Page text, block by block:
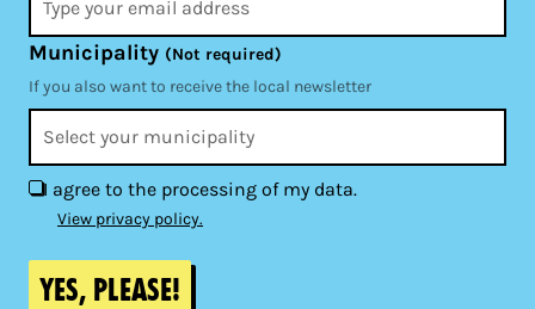
Municipality (Not required)
If you also want to receive the local newsletter
I agree to the processing of my data.
View privacy policy.
Yes, please!